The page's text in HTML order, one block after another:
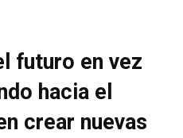
futuro en vez
hacia el
crear nuevas